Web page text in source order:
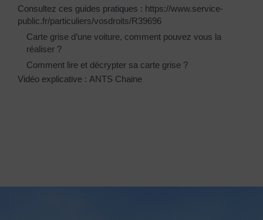
Consultez ces guides pratiques : https://www.service-
public.fr/particuliers/vosdroits/R39696
Carte grise d’une voiture, comment pouvez vous la
réaliser ?
Comment lire et décrypter sa carte grise ?
Vidéo explicative : ANTS Chaine